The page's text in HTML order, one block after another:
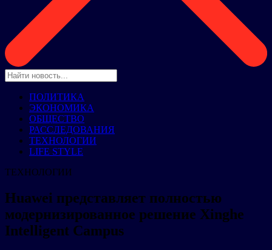
ПОЛИТИКА
ЭКОНОМИКА
ОБЩЕСТВО
РАССЛЕДОВАНИЯ
ТЕХНОЛОГИИ
LIFE STYLE
ТЕХНОЛОГИИ
Huawei представляет полностью
модернизированное решение Xinghe
Intelligent Campus